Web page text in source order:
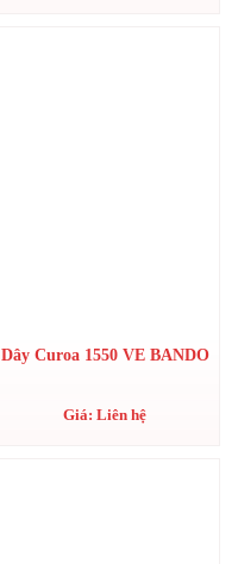
Dây Curoa 1550 VE BANDO
Giá: Liên hệ